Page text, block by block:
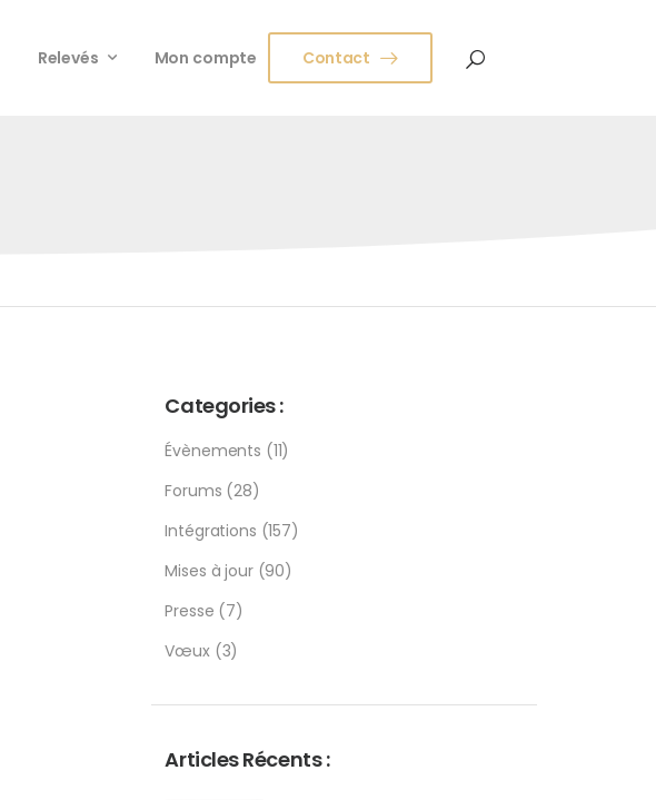
Relevés Mon compte Contact
Categories :
Évènements (11)
Forums (28)
Intégrations (157)
Mises à jour(90)
Presse (7)
Vœux(3)
Articles Récents :